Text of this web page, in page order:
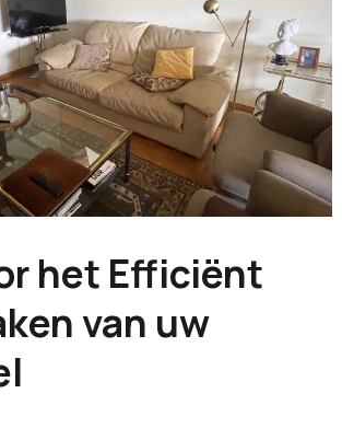
het Efficiënt
van uw